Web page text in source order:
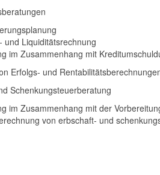
und Liquiditätsrechnung
im Zusammenhang mit
Erfolgs- und
Schenkungsteuerberatung
im Zusammenhang mit der
von erbschaft- und